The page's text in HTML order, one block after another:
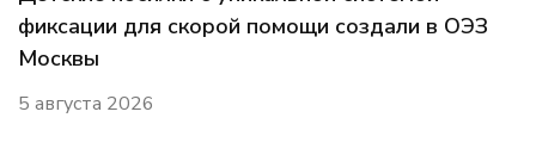
фиксации для скорой помощи создали в ОЭЗ
Москвы
5 августа 2026